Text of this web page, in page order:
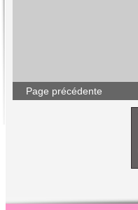
Page précédente